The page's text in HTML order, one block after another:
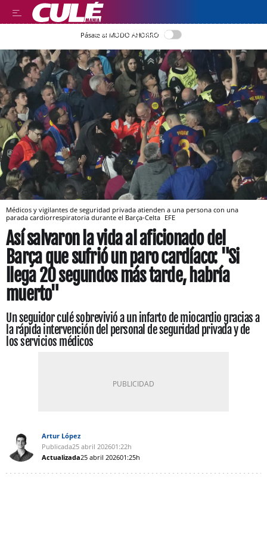
LEER EN CASTELLANO
Pásate al MODO AHORRO
Médicos y vigilantes de seguridad privada atienden a una persona con una
parada cardiorrespiratoria durante el Barça-Celta EFE
Así salvaron la vida al aficionado del
Barça que sufrió un paro cardíaco: "Si
llega 20 segundos más tarde, habría
muerto"
Un seguidor culé sobrevivió a un infarto de miocardio gracias a
la rápida intervención del personal de seguridad privada y de
los servicios médicos
Artur López
Publicada25 abril 202601:22h
Actualizada25 abril 202601:25h